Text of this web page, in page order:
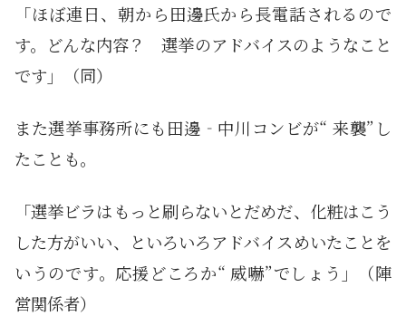
「ほぼ連日、朝から田邊氏から長電話されるので
す。どんな内容？ 選挙のアドバイスのようなこと
です」（同）
また選挙事務所にも田邊‐中川コンビが“ 来襲”し
たことも。
「選挙ビラはもっと刷らないとだめだ、化粧はこう
した方がいい、といろいろアドバイスめいたことを
いうのです。応援どころか“ 威嚇”でしょう」（陣
営関係者）